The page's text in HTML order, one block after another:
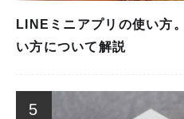
LINEミニアプリの使い方
い方について解説
5